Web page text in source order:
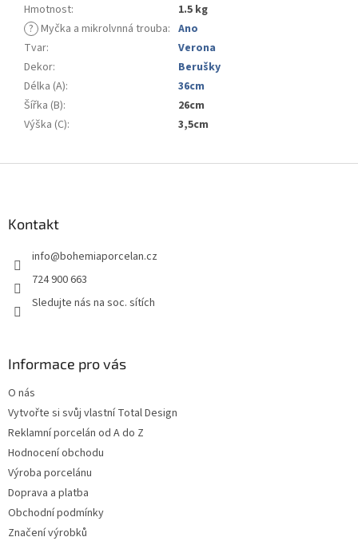
Hmotnost:
1.5 kg
? Myčka a mikrolvnná trouba: Ano
Tvar:
Verona
Dekor:
Berušky
Délka (A):
36cm
Šířka (B):
26cm
Výška (C): 3,5cm
Kontakt
info@bohemiaporcelan.cz
724 900 663
Sledujte nás na soc. sítích
Informace pro vás
O nás
Vytvořte si svůj vlastní Total Design
Reklamní porcelán od A do Z
Hodnocení obchodu
Výroba porcelánu
Doprava a platba
Obchodní podmínky
Značení výrobků